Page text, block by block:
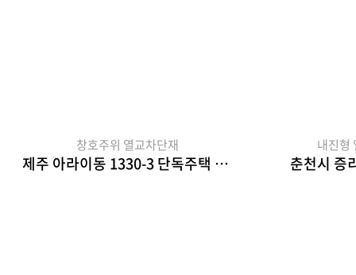
창호주위 열교차단재
제주 아라이동 1330-3 단독주택 신축공사
내진형
춘천시 증